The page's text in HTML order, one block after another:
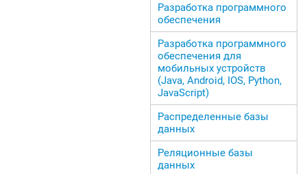
Разработка программного
обеспечения
Разработка программного
обеспечения для
мобильных устройств
(Java, Android, IOS, Python,
JavaScript)
Распределенные базы
данных
Реляционные базы
данных